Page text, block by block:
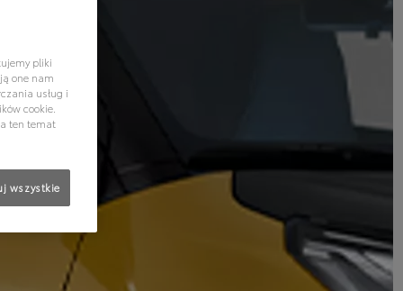
pliki
one nam
usług i
cookie.
ten temat
wszystkie